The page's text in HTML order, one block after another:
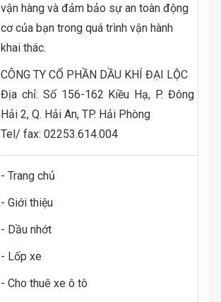
vận hàng và đảm bảo sự an toàn động
cơ của bạn trong quá trình vận hành
khai thác.
CÔNG TY CỔ PHẦN DẦU KHÍ ĐẠI LỘC
Địa chỉ: Số 156-162 Kiều Hạ, P. Đông
Hải 2, Q. Hải An, TP. Hải Phòng
Tel/ fax: 02253.614.004
- Trang chủ
- Giới thiệu
- Dầu nhớt
- Lốp xe
- Cho thuê xe ô tô